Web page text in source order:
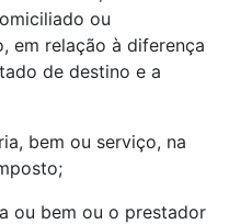
ou
em relação à diferença
de destino e a
bem ou serviço, na
ou bem ou o prestador